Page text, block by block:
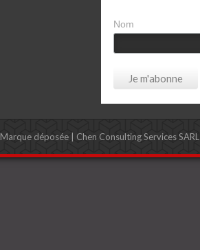
Nom
Marque déposée | Chen Consulting Services